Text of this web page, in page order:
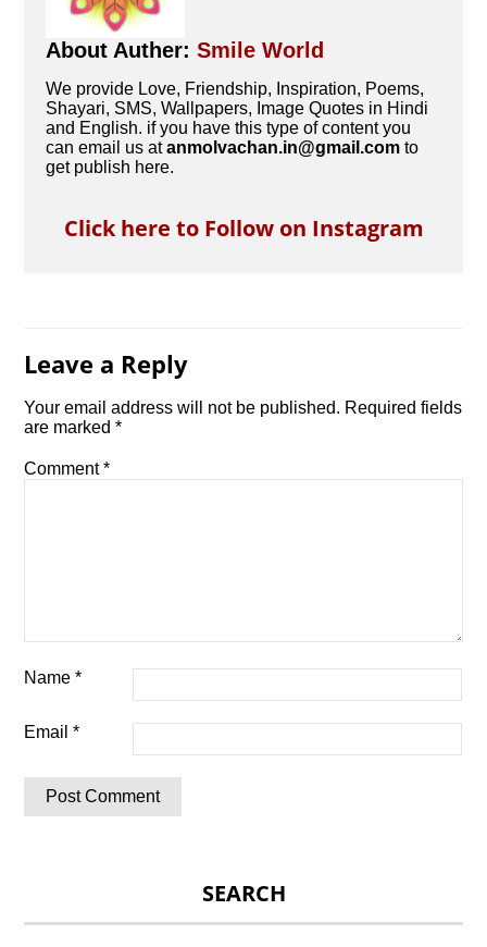
About Auther:Smile World
We provide Love, Friendship, Inspiration, Poems,
Shayari, SMS, Wallpapers, Image Quotes in Hindi
and English. if you have this type of content you
can email us atanmolvachan.in@gmail.com to
get publish here.
Click here to Follow on Instagram
Leave a Reply
Your email address will not be published. Required fields
are marked*
Comment*
Name*
Email*
SEARCH